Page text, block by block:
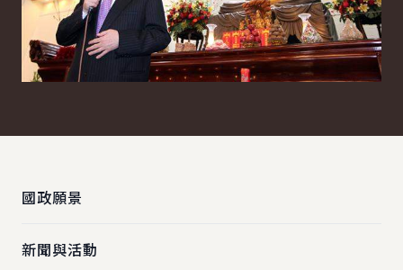
國政願景
新聞與活動